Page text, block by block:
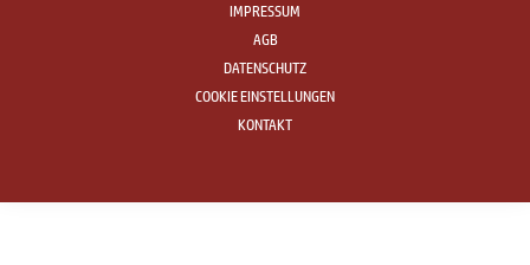
IMPRESSUM
AGB
DATENSCHUTZ
COOKIE EINSTELLUNGEN
KONTAKT